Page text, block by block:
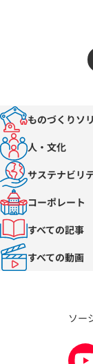
ものづくりソ
人・文化
サステナビリ
コーポレート
すべての記事
すべての動画
ソー